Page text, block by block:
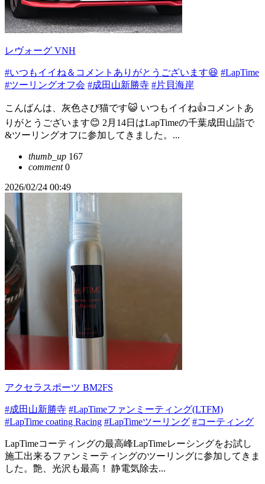
レヴォーグ VNH
#いつもイイね＆コメントありがとうございます😆 #LapTime
#ツーリングオフ会 #成田山新勝寺 #片貝海岸
こんばんは、灰色さび猫です😺 いつもイイね👍コメントあ
りがとうございます😊 2月14日はLapTimeの千葉成田山詣で
&ツーリングオフに参加してきました。...
thumb_up 167
comment0
2026/02/24 00:49
アクセラスポーツ BM2FS
#成田山新勝寺 #LapTimeファンミーティング(LTFM)
#LapTime coating Racing #LapTimeツーリング #コーティング
LapTimeコーティングの最高峰LapTimeレーシングをお試し
施工出来るファンミーティングのツーリングに参加してきま
した。艶、光沢も最高！ 静電気除去...